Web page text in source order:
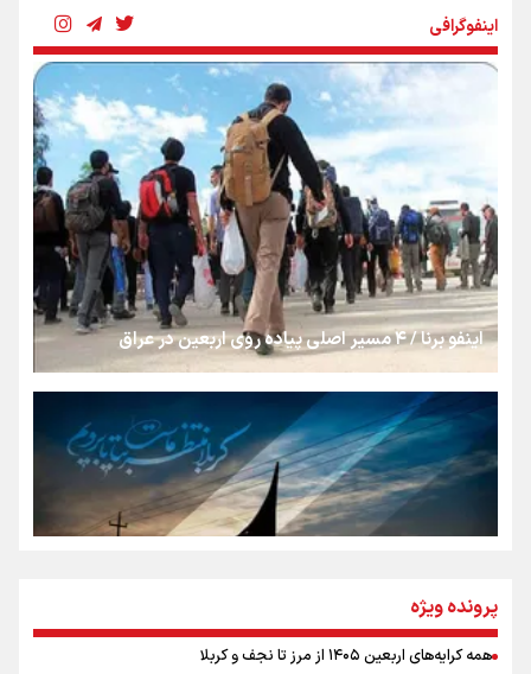
رسانه ملی و حق مردم برای شنیدن صدای رئیس‌جمهوری
روایت ایران از کنار مردم
از طلوع خیابان‌ها تا غروب اشک
جمله‌ای که بغض چهارماهه را شکست؛ «آهای مردم، آقا از
تهران رفتند»
سه حسرتی که به دلم ماند
اینفوگرافی
اینفو برنا / ۴ مسیر اصلی پیاده روی اربعین در عراق
پرونده ویژه
همه کرایه‌های اربعین ۱۴۰۵ از مرز تا نجف و کربلا